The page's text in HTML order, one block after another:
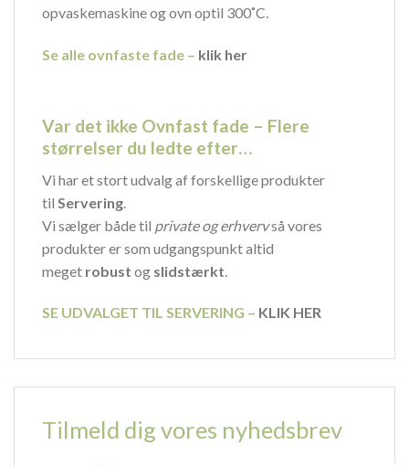
opvaskemaskine og ovn optil 300˚C.
Se alle ovnfaste fade – klik her
Var det ikke Ovnfast fade – Flere
størrelser du ledte efter…
Vi har et stort udvalg af forskellige produkter
til Servering
Vi sælger både til private og erhvervså vores
produkter er som udgangspunkt altid
meget robust og slidstærkt
SE UDVALGET TIL SERVERING – KLIK HER
Tilmeld dig vores nyhedsbrev